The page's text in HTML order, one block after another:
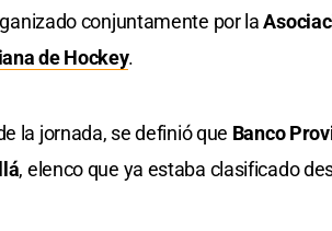
conjuntamente por la
de Hockey.
la jornada, se definió que Banco
, elenco que ya estaba clasificado